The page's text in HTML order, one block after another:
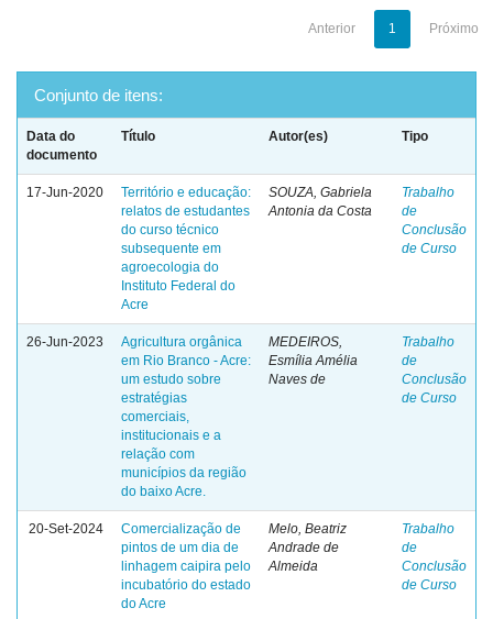
Anterior 1 Próximo
Conjunto de itens:
Data do
documento
Título Autor(es) Tipo
17-Jun-2020
Território e educação:
relatos de estudantes
do curso técnico
subsequente em
agroecologia do
Instituto Federal do
Acre
SOUZA, Gabriela
Antonia da Costa
Trabalho
de
Conclusão
de Curso
26-Jun-2023
Agricultura orgânica
em Rio Branco - Acre:
um estudo sobre
estratégias
comerciais,
institucionais e a
relação com
municípios da região
do baixo Acre.
MEDEIROS,
Esmília Amélia
Naves de
Trabalho
de
Conclusão
de Curso
20-Set-2024
Comercialização de
pintos de um dia de
linhagem caipira pelo
incubatório do estado
do Acre
Melo, Beatriz
Andrade de
Almeida
Trabalho
de
Conclusão
de Curso